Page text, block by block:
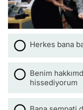
Herkes bana
Benim
hissediyorum